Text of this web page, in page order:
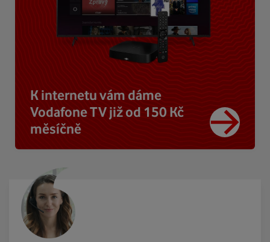
K internetu vám dáme
Vodafone TV již od 150 Kč
měsíčně